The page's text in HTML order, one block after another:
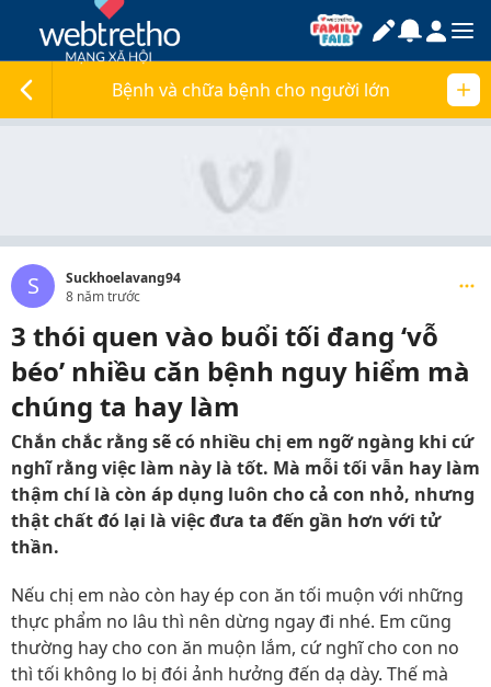
Bệnh và chữa bệnh cho người lớn
S
Suckhoelavang94
8 năm trước
3 thói quen vào buổi tối đang ‘vỗ
béo’ nhiều căn bệnh nguy hiểm mà
chúng ta hay làm
Chắn chắc rằng sẽ có nhiều chị em ngỡ ngàng khi cứ
nghĩ rằng việc làm này là tốt. Mà mỗi tối vẫn hay làm
thậm chí là còn áp dụng luôn cho cả con nhỏ, nhưng
thật chất đó lại là việc đưa ta đến gần hơn với tử
thần.
Nếu chị em nào còn hay ép con ăn tối muộn với những
thực phẩm no lâu thì nên dừng ngay đi nhé. Em cũng
thường hay cho con ăn muộn lắm, cứ nghĩ cho con no
thì tối không lo bị đói ảnh hưởng đến dạ dày. Thế mà